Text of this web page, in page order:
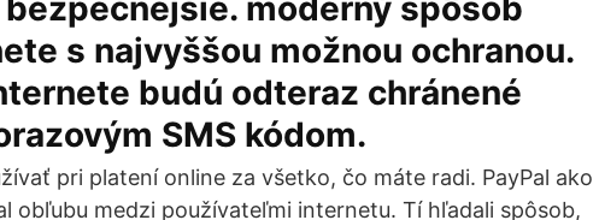
moderný spôsob
s najvyššou možnou ochranou.
budú odteraz chránené
SMS kódom.
pri platení online za všetko, čo máte radi. PayPal ako
obľubu medzi používateľmi internetu. Tí hľadali spôsob,